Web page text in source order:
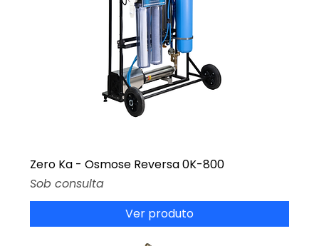
Zero Ka - Osmose Reversa 0K-800
Preço
Sob consulta
Ver produto